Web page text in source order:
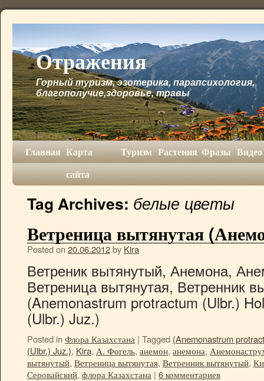
Отражения
Горный туризм, эзотерика, парапсихология,
благополучие,здоровье, травы
Главная Карта
сайта
Туризм Растения Фразы Видео
Tag Archives: белые цветы
Ветреница вытянутая
Posted on 20.06.2012by Kira
Ветреник вытянутый, Анемона,
Ветреница вытянутая, Ветренник
(Anemonastrum protractum (Ulbr.)
(Ulbr.) Juz.)
Posted in Флора Казахстана | Tagged (Anemonastrum
(Ulbr.) Juz.), Kira, А. Фогель, анемон, анемона,
вытянутый, Ветреница вытянутая, Ветренник вытянутый,
Серовайский, флора Казахстана | 6 комментариев